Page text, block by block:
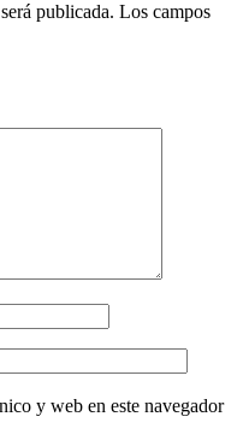
publicada. Los campos
y web en este navegador